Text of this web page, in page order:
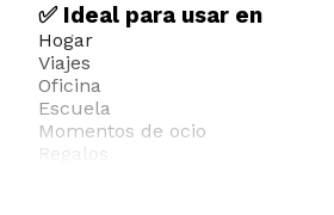
✅ Ideal para usar en
Hogar
Viajes
Oficina
Escuela
Momentos de ocio
Regalos